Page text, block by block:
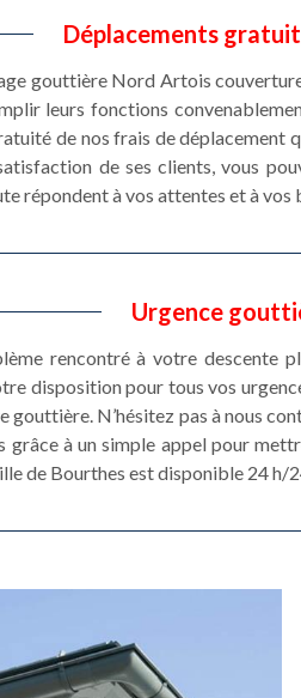
Déplacements
gouttière Nord Artois
leurs fonctions
de nos frais de déplacement
de ses clients, vous
répondent à vos attentes et à vos
Urgence
rencontré à votre descente
disposition pour tous vos
gouttière. N’hésitez pas à nous
grâce à un simple appel pour
de Bourthes est disponible 24 h/